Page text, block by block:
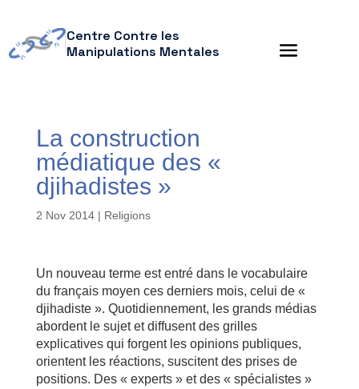
Centre Contre les
Manipulations Mentales
La construction
médiatique des «
djihadistes »
2 Nov 2014| Religions
Un nouveau terme est entré dans le vocabulaire
du français moyen ces derniers mois, celui de «
djihadiste ». Quotidiennement, les grands médias
abordent le sujet et diffusent des grilles
explicatives qui forgent les opinions publiques,
orientent les réactions, suscitent des prises de
positions. Des « experts » et des « spécialistes »